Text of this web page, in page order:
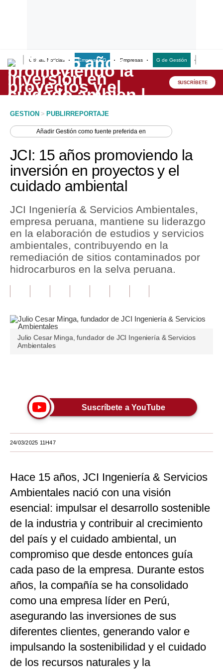
Últimas Noticias Empresas G Empresas G de Gestión
Lo último
Peru Quiosco
Economía
Mercados
Política
Tu Dinero
Finanzas Personales
Opinión
Editorial
Tendencias
Lujo
Viajes
Estilos
EEUU
México
España
Internacional
Tecnología
Club del Suscriptor
G de Gestión
SUSCRÍBETE
GESTION > PUBLIRREPORTAJE
AñadirGestión como fuente preferida en
JCI: 15 años promoviendo la
inversión en proyectos y el
cuidado ambiental
JCI Ingeniería & Servicios Ambientales,
empresa peruana, mantiene su liderazgo
en la elaboración de estudios y servicios
ambientales, contribuyendo en la
remediación de sitios contaminados por
hidrocarburos en la selva peruana.
Julio Cesar Minga, fundador de JCI Ingeniería & Servicios
Ambientales
Suscríbete a YouTube
24/03/2025 11H47
Hace 15 años, JCI Ingeniería & Servicios
Ambientales nació con una visión
esencial: impulsar el desarrollo sostenible
de la industria y contribuir al crecimiento
del país y el cuidado ambiental, un
compromiso que desde entonces guía
cada paso de la empresa. Durante estos
años, la compañía se ha consolidado
como una empresa líder en Perú,
asegurando las inversiones de sus
diferentes clientes, generando valor e
impulsando la sostenibilidad y el cuidado
de los recursos naturales y la